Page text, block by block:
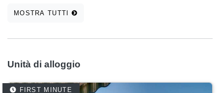
MOSTRA TUTTI
Unità di alloggio
FIRST MINUTE